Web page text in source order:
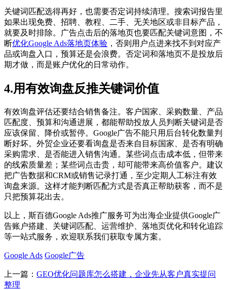
关键词匹配选得再好，也需要否定词持续清理。搜索词报告里
如果出现免费、招聘、教程、二手、无关地区或非目标产品，
就要及时排除。广告点击后的落地页也要匹配关键词意图，不
断优化Google Ads落地页体验 ，否则用户点进来找不到对应产
品或询盘入口，预算还是会浪费。否定词和落地页不是投放后
期才做，而是账户优化的日常动作。
4.用有效询盘反推关键词价值
有效询盘评估还要结合销售备注。客户国家、采购数量、产品
匹配度、预算和沟通进展，都能帮助投放人员判断关键词是否
应该保留、降价或暂停。Google广告不能只用后台转化数量判
断好坏。外贸企业还要看询盘是否来自目标国家、是否有明确
采购需求、是否能进入销售沟通。某些词点击成本低，但带来
的线索质量差；某些词点击贵，却可能带来高价值客户。建议
把广告数据和CRM或销售记录打通，至少定期人工标注有效
询盘来源。这样才能判断匹配方式是否真正帮助获客，而不是
只把预算花出去。
以上，斯百德Google Ads推广服务可为出海企业提供Google广
告账户搭建、关键词匹配、运营维护、落地页优化和转化追踪
等一站式服务，欢迎联系我们获取专属方案。
Google Ads Google广告
上一篇： GEO优化问题库怎么搭建，企业先从客户真实提问
整理